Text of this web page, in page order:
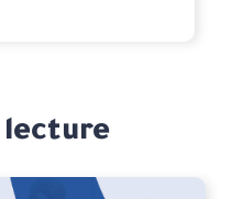
lecture